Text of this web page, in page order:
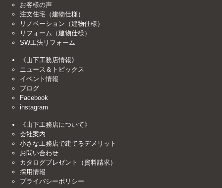
お客様の声
注文住宅（建物仕様）
リノベーション（建物仕様）
リフォーム（建物仕様）
SW工法リフォーム
《山下工務店情報》
ニュース＆トピックス
イベント情報
ブログ
Facebook
instagram
《山下工務店について》
会社案内
小さな工務店で建てるデメリット
お問い合わせ
カタログプレゼント（資料請求）
採用情報
プライバシーポリシー